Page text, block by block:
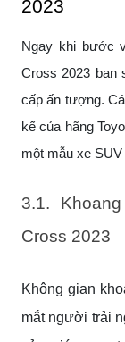
2023
Ngay khi bước
Cross 2023 bạn
cấp ấn tượng.
kế của hãng
một mẫu xe
3.1.
Cross 2023
Không gian
mắt người trải